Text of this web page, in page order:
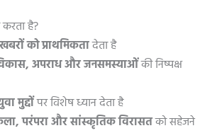
है?
को प्राथमिकतादेता है
अपराध और जनसमस्याओंकी निष्पक्ष
मुद्दोंपर विशेष ध्यान देता है
परंपरा और सांस्कृतिक विरासतको सहेजने